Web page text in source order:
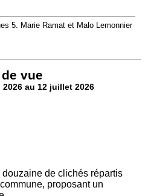
5. Marie Ramat et Malo Lemonnier
vue
2026 au 12 juillet 2026
de clichés répartis
proposant un